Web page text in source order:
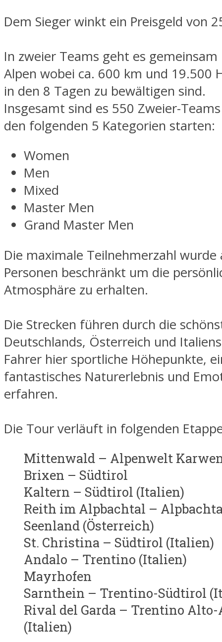
Dem Sieger winkt ein Preisgeld von
In zweier Teams geht es
Alpen wobei ca. 600 km und 19.500
in den 8 Tagen zu bewältigen sind.
Insgesamt sind es 550 Zweier-
den folgenden 5 Kategorien starten:
Women
Men
Mixed
Master Men
Grand Master Men
Die maximale Teilnehmerzahl
Personen beschränkt um die
Atmosphäre zu erhalten.
Die Strecken führen durch die
Deutschlands, Österreich und
Fahrer hier sportliche Höhepunkte,
fantastisches Naturerlebnis und
erfahren.
Die Tour verläuft in folgenden
Mittenwald – Alpenwelt
Brixen – Südtirol
Kaltern – Südtirol (Italien)
Reith im Alpbachtal –
Seenland (Österreich)
St. Christina – Südtirol (Italien)
Andalo – Trentino (Italien)
Mayrhofen
Sarnthein – Trentino-Südtirol
Rival del Garda – Trentino Alto-
(Italien)